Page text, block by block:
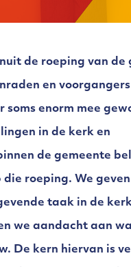
de roeping van de
en
enorm mee
in de kerk en
de gemeente
die roeping. We
taak in de
we aandacht aan
De kern hiervan is